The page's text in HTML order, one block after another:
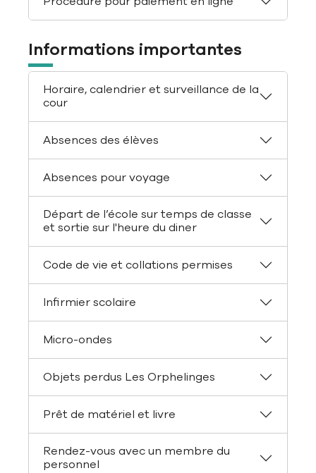
Informations importantes
Horaire, calendrier et surveillance de la
cour
Absences des élèves
Absences pour voyage
Départ de l’école sur temps de classe
et sortie sur l'heure du diner
Code de vie et collations permises
Infirmier scolaire
Micro-ondes
Objets perdus Les Orphelinges
Prêt de matériel et livre
Rendez-vous avec un membre du
personnel